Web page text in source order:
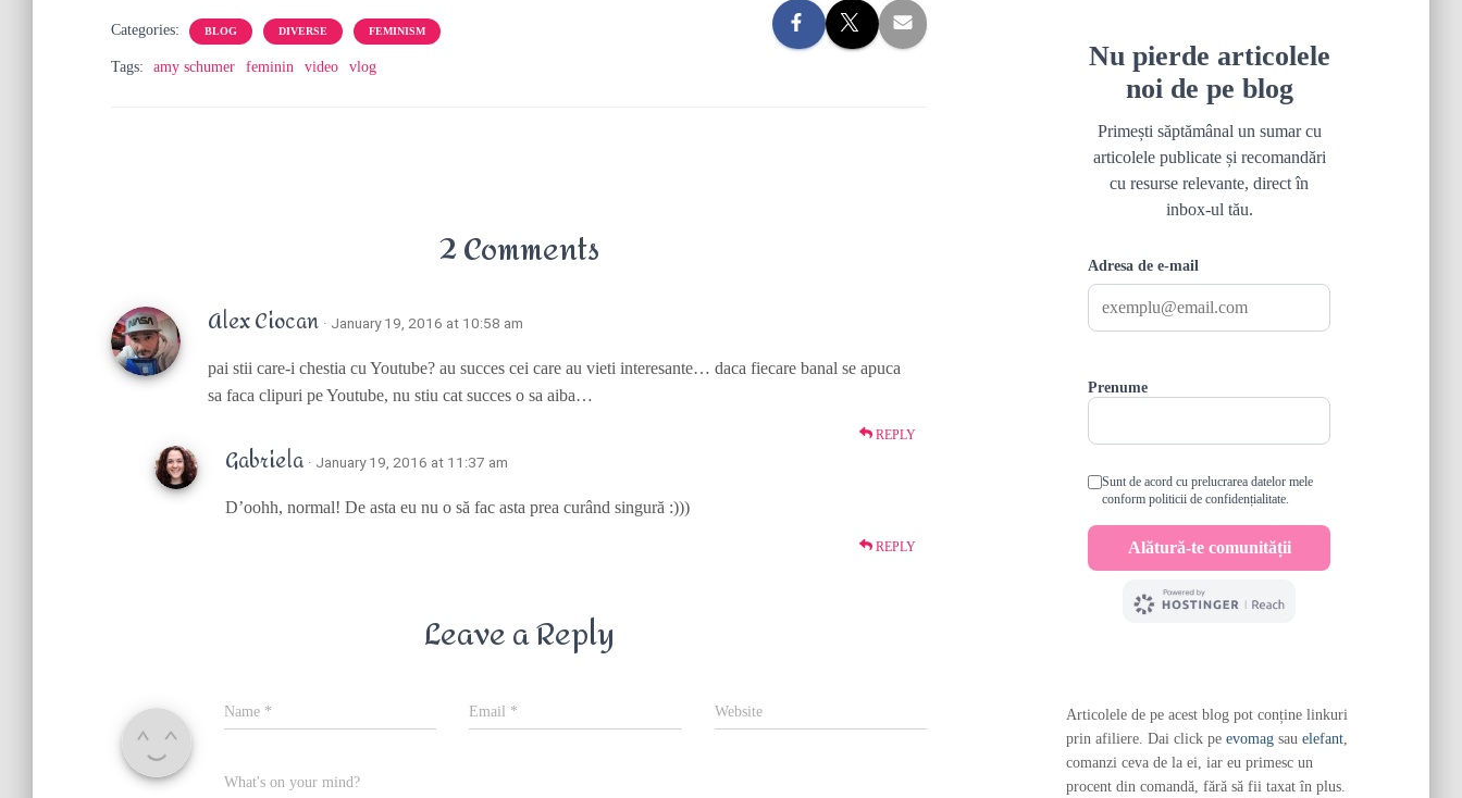
Categories: BLOG DIVERSE FEMINISM
Tags: amy schumer feminin video vlog
2 Comments
Alex Ciocan · January 19, 2016 at 10:58 am
pai stii care-i chestia cu Youtube? au succes cei care au vieti interesante… daca fiecare banal se apuca
sa faca clipuri pe Youtube, nu stiu cat succes o sa aiba…
REPLY
Gabriela · January 19, 2016 at 11:37 am
D’oohh, normal! De asta eu nu o să fac asta prea curând singură :)))
REPLY
Leave a Reply
Name * Email * Website
What's on your mind?
Articolele de pe acest blog pot conține linkuri
prin afiliere. Dai click pe evomagsau elefant,
comanzi ceva de la ei, iar eu primesc un
procent din comandă, fără să fii taxat în plus.